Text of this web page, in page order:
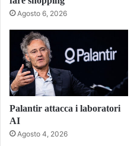
Agosto 6, 2026
Palantir attacca i laboratori
AI
Agosto 4, 2026